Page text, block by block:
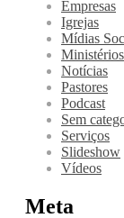
Empresas
Igrejas
Mídias
Ministérios
Notícias
Pastores
Podcast
Sem
Serviços
Slideshow
Vídeos
Meta